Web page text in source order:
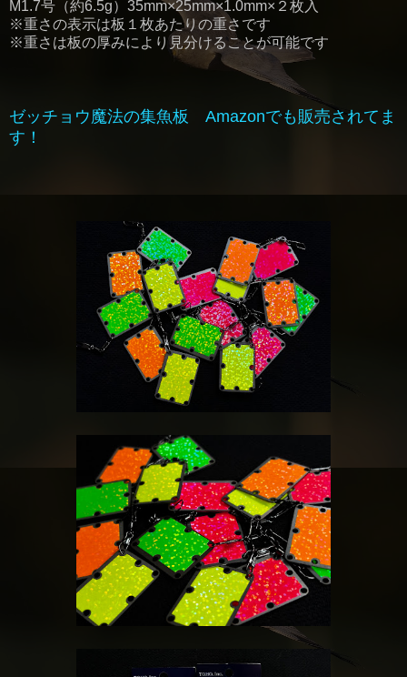
M1.7号（約6.5g）35mm×25mm×1.0mm×２枚入
※重さの表示は板１枚あたりの重さです
※重さは板の厚みにより見分けることが可能です
ゼッチョウ魔法の集魚板 Amazonでも販売されてま
す！